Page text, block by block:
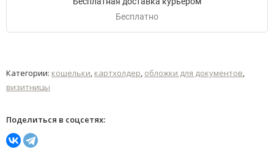
Бесплатно
Категории: кошельки, картхолдер, обложки для документов,
визитницы
Поделиться в соцсетях: